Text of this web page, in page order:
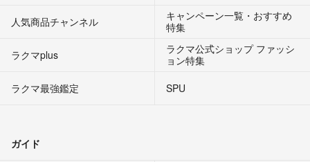
人気商品チャンネル
キャンペーン一覧・おすすめ
特集
ラクマplus
ラクマ公式ショップ ファッシ
ョン特集
ラクマ最強鑑定
SPU
ガイド